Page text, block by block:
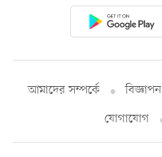
আমাদের সম্পর্কে বিজ্ঞাপন
যোগাযোগ